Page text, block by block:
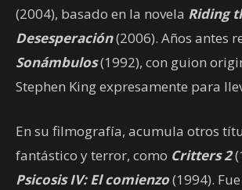
(2004), basado en la novela Riding
Desesperación(2006). Años antes
Sonámbulos(1992), con guion
Stephen King expresamente para
En su filmografía, acumula otros
fantástico y terror, como Critters 2
Psicosis IV: El comienzo(1994).